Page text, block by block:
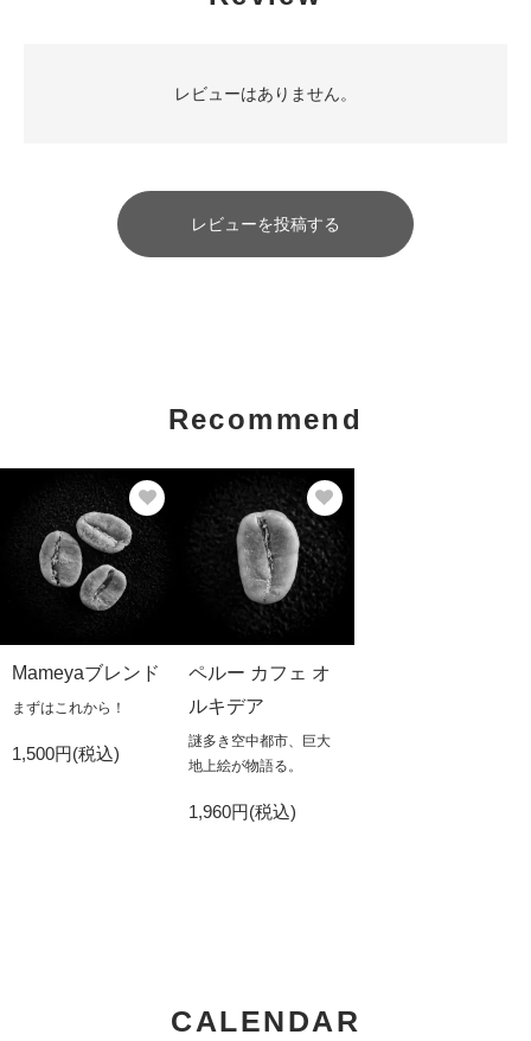
レビューはありません。
レビューを投稿する
Recommend
Mameyaブレンド
まずはこれから！
1,500円(税込)
ペルー カフェ オ
ルキデア
謎多き空中都市、巨大
地上絵が物語る。
1,960円(税込)
CALENDAR